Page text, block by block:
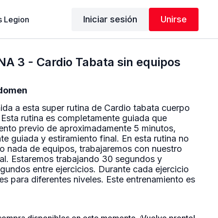
Legion Iniciar sesión Unirse
3 - Cardio Tabata sin equipos
Abdomen
a esta super rutina de Cardio tabata cuerpo
rutina es completamente guiada que
previo de aproximadamente 5 minutos,
guiada y estiramiento final. En esta rutina no
nada de equipos, trabajaremos con nuestro
Estaremos trabajando 30 segundos y
entre ejercicios. Durante cada ejercicio
para diferentes niveles. Este entrenamiento es
si deseas realizar alguna variación mas